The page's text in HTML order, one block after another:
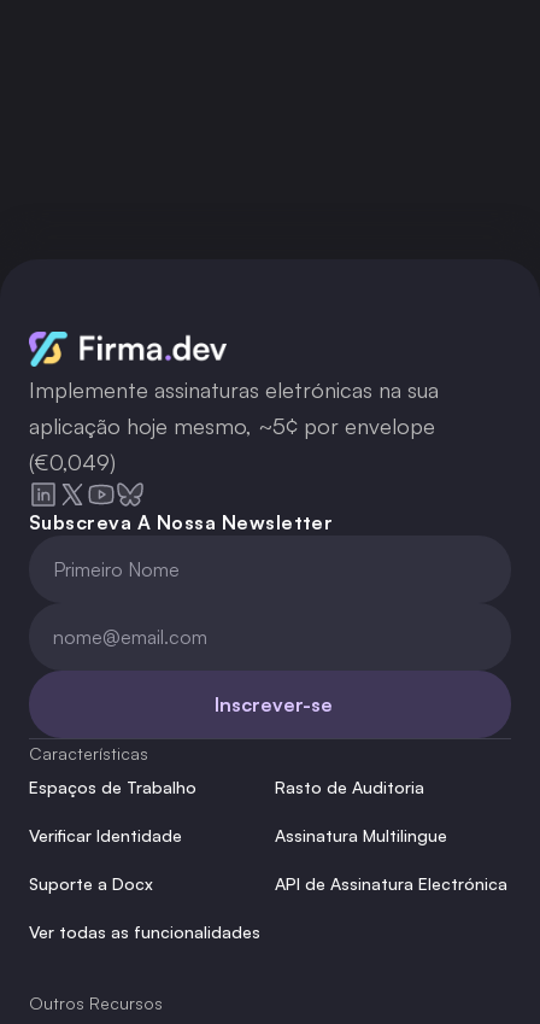
Implemente assinaturas eletrónicas na sua
aplicação hoje mesmo, ~5¢ por envelope
(€0,049)
Subscreva A Nossa Newsletter
Inscrever-se
Características
Espaços de Trabalho
Rasto de Auditoria
Verificar Identidade Assinatura Multilingue
Suporte a Docx API de Assinatura Electrónica
Ver todas as funcionalidades
Outros Recursos